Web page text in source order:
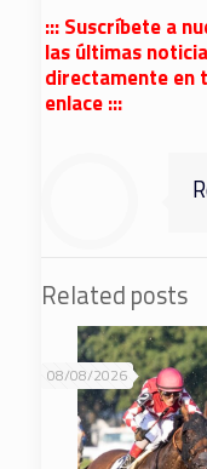
::: Suscríbete a
las últimas
directamente en
enlace :::
Related posts
08/08/2026